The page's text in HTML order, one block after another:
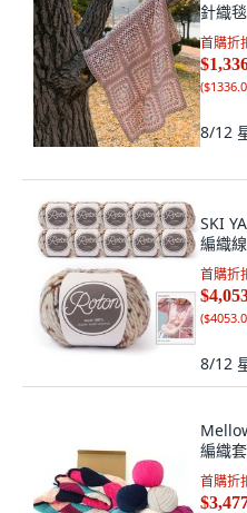
針織
首購折
(
8/12
SKI
編織
首購折
(
8/12
編織
首購折